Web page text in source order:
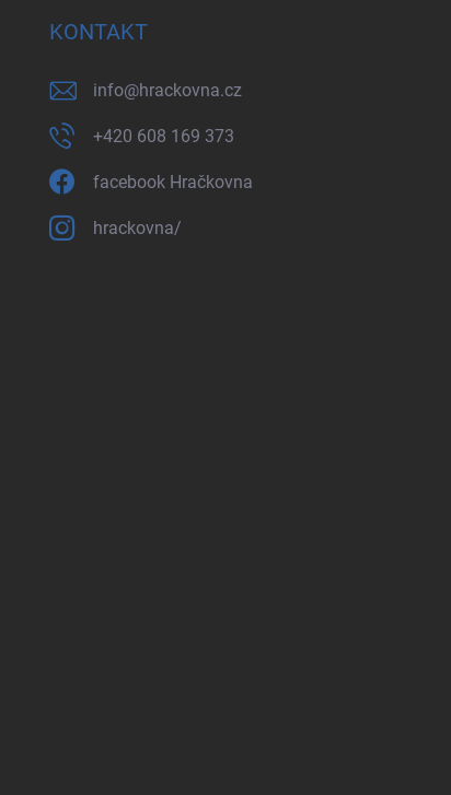
KONTAKT
info@hrackovna.cz
+420 608 169 373
facebook Hračkovna
hrackovna/